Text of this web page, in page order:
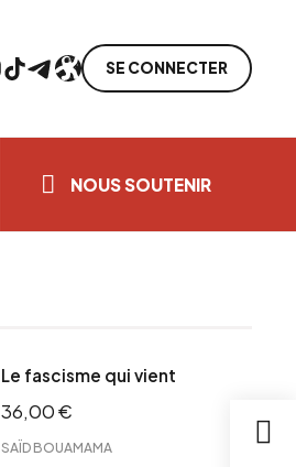
TikTok TelegramLien SE CONNECTER
NOUS SOUTENIR
Le fascisme qui vient
36,00€
SAÏD BOUAMAMA